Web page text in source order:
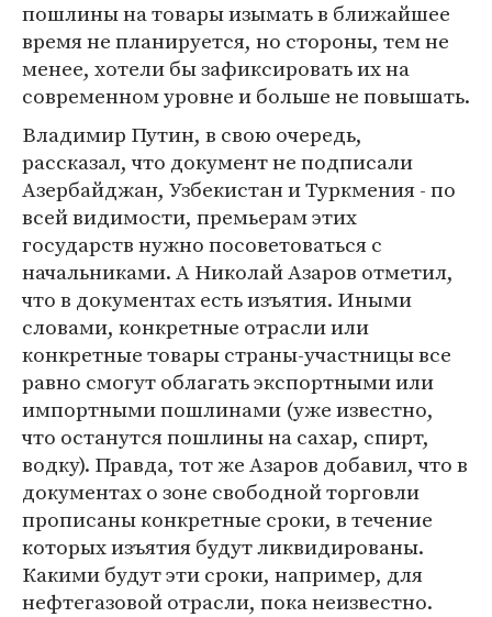
пошлины на товары изымать в ближайшее
время не планируется, но стороны, тем не
менее, хотели бы зафиксировать их на
современном уровне и больше не повышать.
Владимир Путин, в свою очередь,
рассказал, что документ не подписали
Азербайджан, Узбекистан и Туркмения - по
всей видимости, премьерам этих
государств нужно посоветоваться с
начальниками. А Николай Азаров отметил,
что в документах есть изъятия. Иными
словами, конкретные отрасли или
конкретные товары страны-участницы все
равно смогут облагать экспортными или
импортными пошлинами (уже известно,
что останутся пошлины на сахар, спирт,
водку). Правда, тот же Азаров добавил, что в
документах о зоне свободной торговли
прописаны конкретные сроки, в течение
которых изъятия будут ликвидированы.
Какими будут эти сроки, например, для
нефтегазовой отрасли, пока неизвестно.